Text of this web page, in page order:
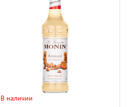
В наличии